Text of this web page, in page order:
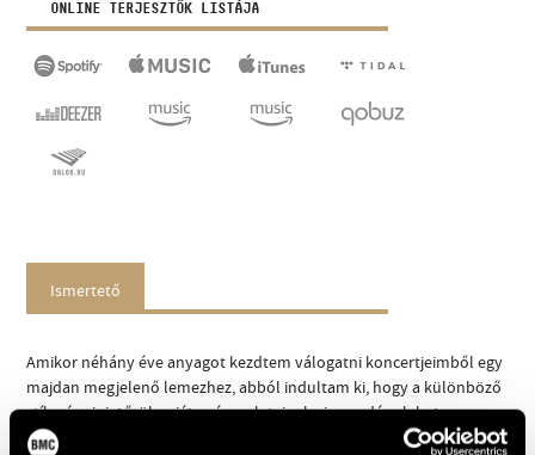
ONLINE TERJESZTŐK LISTÁJA
Ismertető
Amikor néhány éve anyagot kezdtem válogatni koncertjeimből egy
majdan megjelenő lemezhez, abból indultam ki, hogy a különböző
stílusú miniatűrök sajátos árnyalatainak visszaadása lehetne
számomra a testhezálló feladat. Miközben több év alatt sem